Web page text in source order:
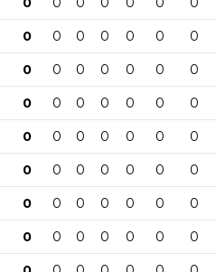
0 0 0 0 0 0 0
0 0 0 0 0 0 0
0 0 0 0 0 0 0
0 0 0 0 0 0 0
0 0 0 0 0 0 0
0 0 0 0 0 0 0
0 0 0 0 0 0 0